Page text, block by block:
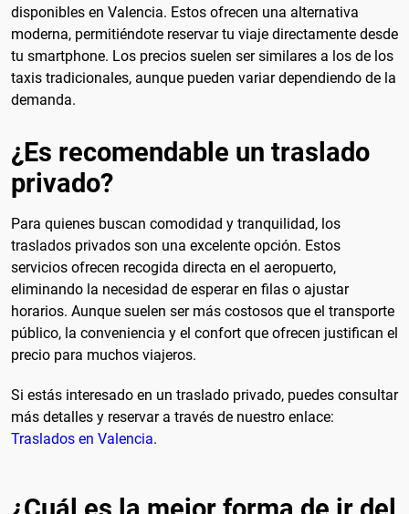
disponibles en Valencia. Estos ofrecen una alternativa
moderna, permitiéndote reservar tu viaje directamente desde
tu smartphone. Los precios suelen ser similares a los de los
taxis tradicionales, aunque pueden variar dependiendo de la
demanda.
¿Es recomendable un traslado
privado?
Para quienes buscan comodidad y tranquilidad, los
traslados privados son una excelente opción. Estos
servicios ofrecen recogida directa en el aeropuerto,
eliminando la necesidad de esperar en filas o ajustar
horarios. Aunque suelen ser más costosos que el transporte
público, la conveniencia y el confort que ofrecen justifican el
precio para muchos viajeros.
Si estás interesado en un traslado privado, puedes consultar
más detalles y reservar a través de nuestro enlace:
Traslados en Valencia.